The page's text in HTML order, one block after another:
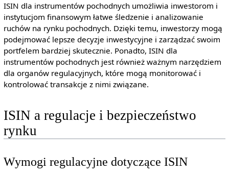
ISIN dla instrumentów pochodnych umożliwia inwestorom i
instytucjom finansowym łatwe śledzenie i analizowanie
ruchów na rynku pochodnych. Dzięki temu, inwestorzy mogą
podejmować lepsze decyzje inwestycyjne i zarządzać swoim
portfelem bardziej skutecznie. Ponadto, ISIN dla
instrumentów pochodnych jest również ważnym narzędziem
dla organów regulacyjnych, które mogą monitorować i
kontrolować transakcje z nimi związane.
ISIN a regulacje i bezpieczeństwo
rynku
Wymogi regulacyjne dotyczące ISIN